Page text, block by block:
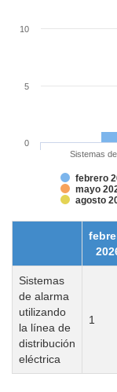
febrero
mayo
agosto
Sistemas
0
5
10
Sistemas
de alarma
utilizando
la línea de
distribución
eléctrica
1